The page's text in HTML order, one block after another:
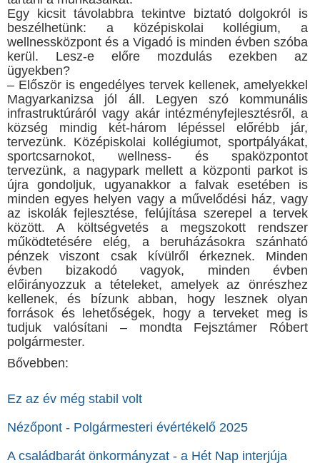
Egy kicsit távolabbra tekintve biztató dolgokról is
beszélhetünk: a középiskolai kollégium, a
wellnessközpont és a Vigadó is minden évben szóba
kerül. Lesz-e előre mozdulás ezekben az
ügyekben?
– Először is engedélyes tervek kellenek, amelyekkel
Magyarkanizsa jól áll. Legyen szó kommunális
infrastruktúráról vagy akár intézményfejlesztésről, a
község mindig két-három lépéssel előrébb jár,
tervezünk. Középiskolai kollégiumot, sportpályákat,
sportcsarnokot, wellness- és spaközpontot
tervezünk, a nagypark mellett a központi parkot is
újra gondoljuk, ugyanakkor a falvak esetében is
minden egyes helyen vagy a művelődési ház, vagy
az iskolák fejlesztése, felújítása szerepel a tervek
között. A költségvetés a megszokott rendszer
működtetésére elég, a beruházásokra szánható
pénzek viszont csak kívülről érkeznek. Minden
évben bizakodó vagyok, minden évben
előirányozzuk a tételeket, amelyek az önrészhez
kellenek, és bízunk abban, hogy lesznek olyan
források és lehetőségek, hogy a terveket meg is
tudjuk valósítani – mondta Fejsztámer Róbert
polgármester.
Bővebben:
Ez az év még stabil volt
Nézőpont - Polgármesteri évértékelő 2025
A családbarát önkormányzat - a Hét Nap interjúja